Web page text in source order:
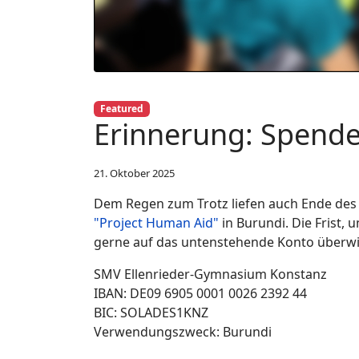
Featured
Erinnerung:
21. Oktober 2025
Dem Regen zum Trotz liefen auch Ende
"Project Human Aid" in Burundi. Die Frist,
gerne auf das untenstehende Konto
SMV Ellenrieder-Gymnasium Konstanz
IBAN: DE09 6905 0001 0026 2392 44
BIC: SOLADES1KNZ
Verwendungszweck: Burundi